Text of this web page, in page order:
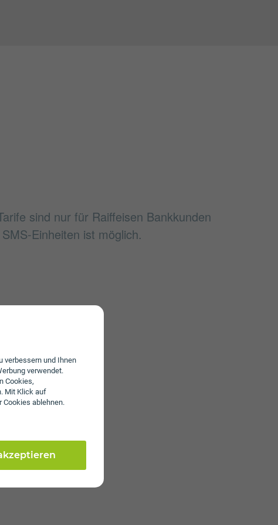
verbessern und Ihnen
verwendet.
Cookies,
Mit Klick auf
Cookies ablehnen.
sind nur für Raiffeisen Bankkunden
Einheiten ist möglich.